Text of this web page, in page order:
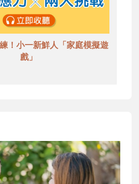
！小一新鮮人「家庭模擬遊
戲」